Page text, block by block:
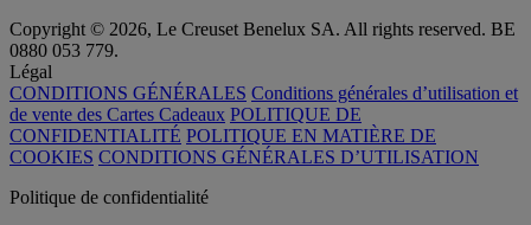
Copyright © 2026, Le Creuset Benelux SA. All rights reserved. BE
0880 053 779.
Légal
CONDITIONS GÉNÉRALES Conditions générales d’utilisation et
de vente des Cartes Cadeaux POLITIQUE DE
CONFIDENTIALITÉ POLITIQUE EN MATIÈRE DE
COOKIES CONDITIONS GÉNÉRALES D’UTILISATION
Politique de confidentialité